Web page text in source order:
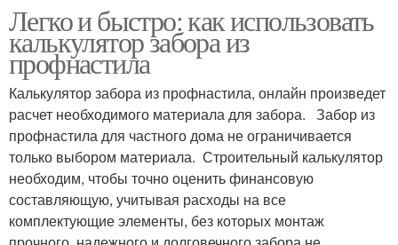
Легко и быстро: как использовать
калькулятор забора из
профнастила
Калькулятор забора из профнастила, онлайн произведет
расчет необходимого материала для забора. Забор из
профнастила для частного дома не ограничивается
только выбором материала. Строительный калькулятор
необходим, чтобы точно оценить финансовую
составляющую, учитывая расходы на все
комплектующие элементы, без которых монтаж